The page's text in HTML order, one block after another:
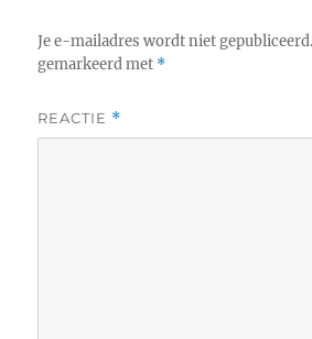
Je e-mailadres wordt niet gepubliceerd.
gemarkeerd met *
REACTIE *